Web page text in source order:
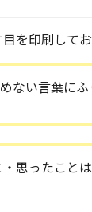
を印刷してお
ない言葉にふ
思ったこと